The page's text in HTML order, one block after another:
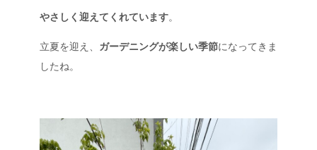
やさしく迎えてくれています。
立夏を迎え、 ガーデニングが楽しい季節になってきま
したね。